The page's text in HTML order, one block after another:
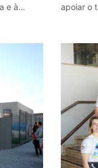
e à
apoiar o